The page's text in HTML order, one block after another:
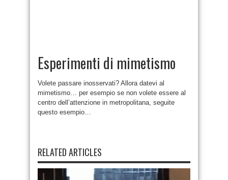
Esperimenti di mimetismo
Volete passare inosservati? Allora datevi al
mimetismo… per esempio se non volete essere al
centro dell’attenzione in metropolitana, seguite
questo esempio…
RELATED ARTICLES